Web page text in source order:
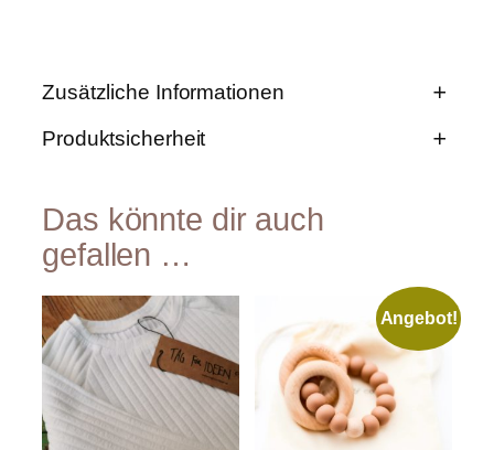
e
Zusätzliche Informationen
e
n
s
c
h
a
ft
e
er
t
ß
e
Größe 74, Größe 62,
Größe 68
Produktsicherheit
Das könnte dir auch
gefallen …
Angebot!